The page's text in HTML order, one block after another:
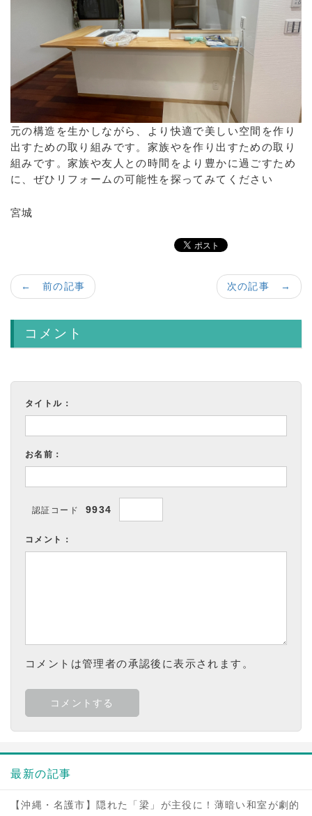
元の構造を生かしながら、より快適で美しい空間を作り
出すための取り組みです。家族やを作り出すための取り
組みです。家族や友人との時間をより豊かに過ごすため
に、ぜひリフォームの可能性を探ってみてください
宮城
次の記事 →
← 前の記事
コメント
タイトル：
お名前：
認証コード 9934
コメント：
コメントは管理者の承認後に表示されます。
最新の記事
【沖縄・名護市】隠れた「梁」が主役に！薄暗い和室が劇的